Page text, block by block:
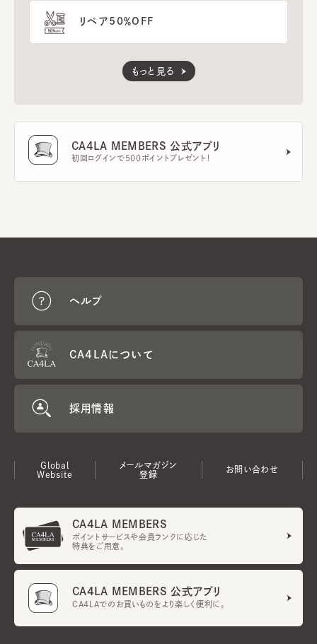
リペア50％OFF
もっと見る
CA4LA MEMBERS 公式アプリ
初回ログインで500ポイントプレゼント！
ヘルプ
CA4LAについて
採用情報
Global
Website
メールマガジン
登録
お問い合わせ
CA4LA MEMBERS
ポイントサービスや会員ランクに応じた
特典をご用意。
CA4LA MEMBERS 公式アプリ
CA4LAでのお買いものをより楽しく便利に。